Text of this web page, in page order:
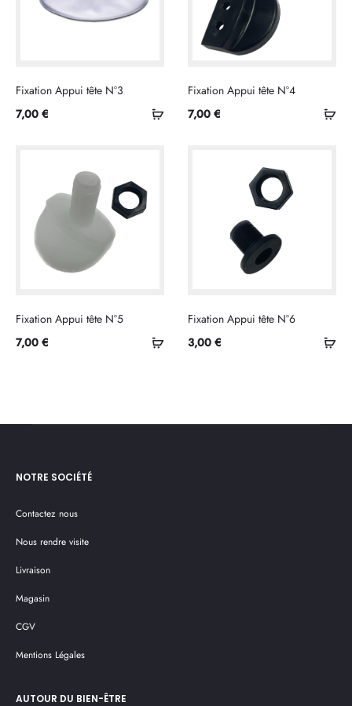
Ajouter
Fixation Appui tête N°3
7,00 €
Fixation Appui tête N°4
7,00 €
Ajouter
Fixation Appui tête N°5
7,00 €
Fixation Appui tête N°6
3,00 €
NOTRE SOCIÉTÉ
Contactez nous
Nous rendre visite
Livraison
Magasin
CGV
Mentions Légales
AUTOUR DU BIEN-ÊTRE